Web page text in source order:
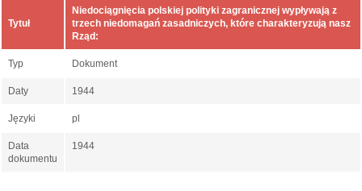
Tytuł
Niedociągnięcia polskiej polityki zagranicznej wypływają z
trzech niedomagań zasadniczych, które charakteryzują nasz
Rząd:
Typ Dokument
Daty 1944
Języki pl
Data
dokumentu
1944